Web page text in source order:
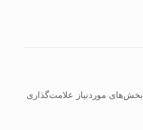
بخش‌های موردنیاز علامت‌گذاری